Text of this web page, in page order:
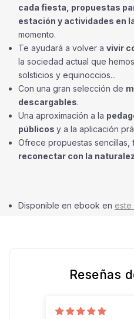
cada fiesta, propuestas
estación y actividades en
momento.
Te ayudará a volver a vivir
la sociedad actual que
solsticios y equinoccios...
Con una gran selección de
descargables.
Una aproximación a la
públicos y a la aplicación
Ofrece propuestas sencillas,
reconectar con la
Disponible en ebook en este
Reseñas